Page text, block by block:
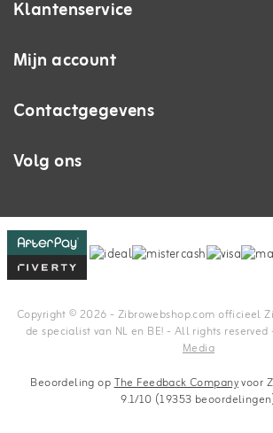
Klantenservice
Mijn account
Contactgegevens
Volg ons
Copyright © 2026 - Zibrowebshop.com officieel
de specialist van NL en BE! - All rights
Media
Beoordeling opThe Feedback Companyvoor
9.1/10 (19353